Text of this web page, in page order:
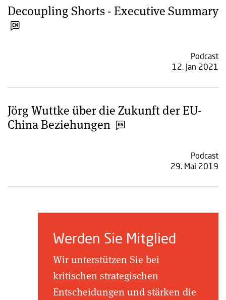
Decoupling Shorts - Executive Summary
Podcast
12. Jan 2021
Jörg Wuttke über die Zukunft der EU-
China Beziehungen
Podcast
29. Mai 2019
Werden Sie Mitglied
Wir unterstützen Sie bei
kritischen strategischen
Entscheidungen und stärken die